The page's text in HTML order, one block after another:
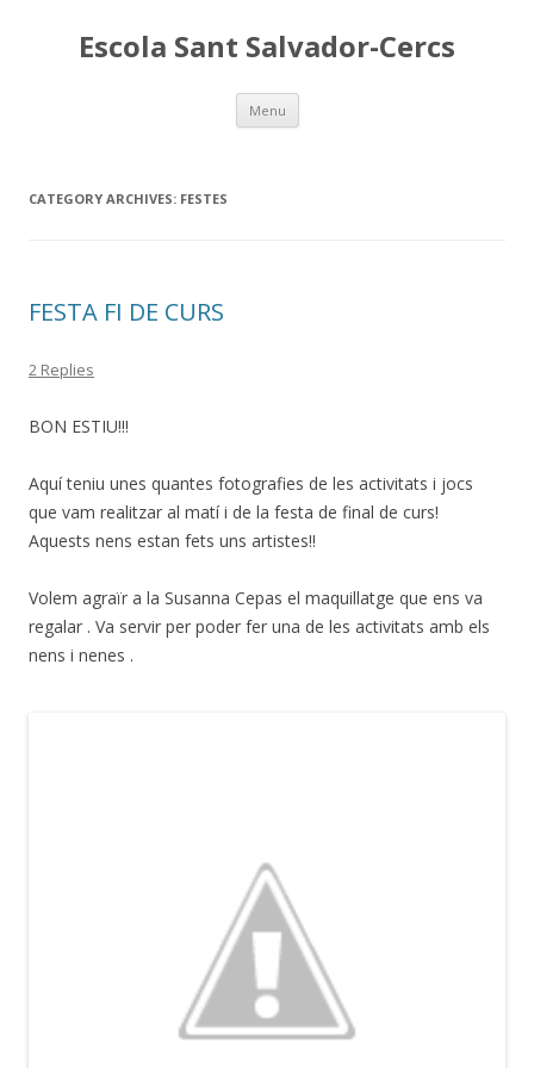
Escola Sant Salvador-Cercs
Menu Skip
content
CATEGORY ARCHIVES: FESTES
FESTA FI DE CURS
2 Replies
BON ESTIU!!!
Aquí teniu unes quantes fotografies de les activitats i jocs
que vam realitzar al matí i de la festa de final de curs!
Aquests nens estan fets uns artistes!!
Volem agraïr a la Susanna Cepas el maquillatge que ens va
regalar . Va servir per poder fer una de les activitats amb els
nens i nenes .